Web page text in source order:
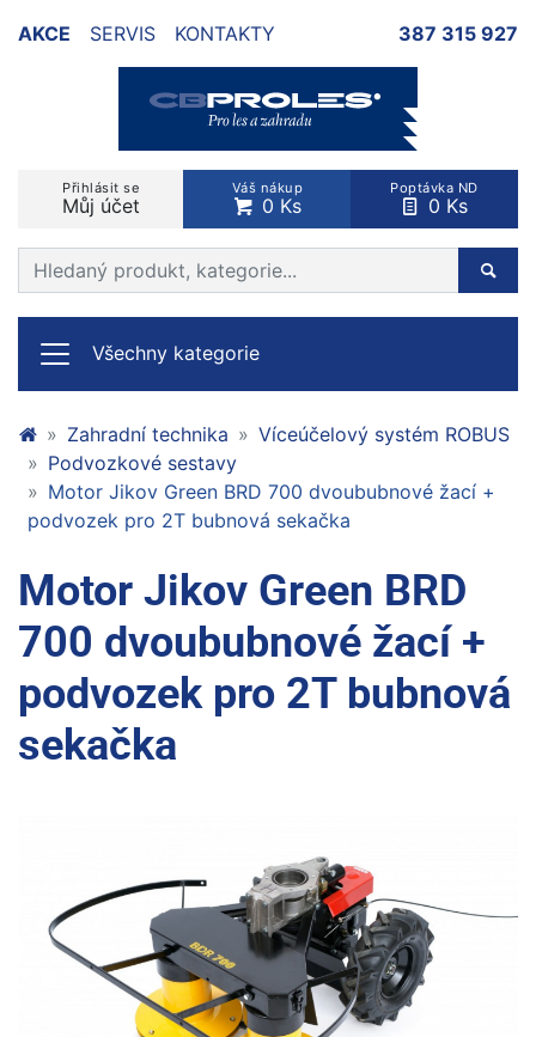
AKCE SERVIS KONTAKTY 387 315 927
Přihlásit se
Můj účet
Váš nákup
0 Ks
Poptávka ND
0 Ks
Prohledat web
Všechny kategorie
Zahradní technika
Víceúčelový systém ROBUS
Podvozkové sestavy
Motor Jikov Green BRD 700 dvoububnové žací +
podvozek pro 2T bubnová sekačka
Motor Jikov Green BRD
700 dvoububnové žací +
podvozek pro 2T bubnová
sekačka